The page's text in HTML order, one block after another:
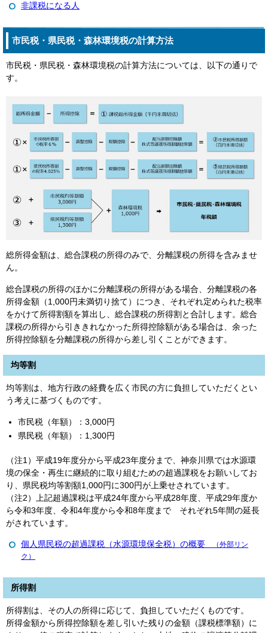
非課税になる人
市民税・県民税・森林環境税の計算方法
市民税・県民税・森林環境税の計算方法については、以下の通りで
す。
総所得金額は、総合課税の所得のみで、分離課税の所得を含みませ
ん。
総合課税の所得のほかに分離課税の所得がある場合、分離課税の各
所得金額（1,000円未満切り捨て）につき、それぞれ定められた税率
をかけて所得割額を算出し、総合課税の所得割と合計します。総合
課税の所得から引ききれなかった所得控除額がある場合は、余った
所得控除額を分離課税の所得から差し引くことができます。
均等割
均等割は、地方行政の経費を広く市民の方に負担していただくとい
う考えに基づくものです。
市民税（年額）：3,000円
県民税（年額）：1,300円
（注1）平成19年度分から平成23年度分まで、神奈川県では水源環
境の保全・再生に継続的に取り組むための超過課税をお願いしてお
り、県民税均等割額1,000円に300円が上乗せされています。
（注2）上記超過課税は平成24年度から平成28年度、平成29年度か
ら令和3年度、令和4年度から令和8年度まで それぞれ5年間の延長
がされています。
個人県民税の超過課税（水源環境保全税）の概要 （外部リン
ク）
所得割
所得割は、その人の所得に応じて、負担していただくものです。
所得金額から所得控除額を差し引いた残りの金額（課税標準額）に